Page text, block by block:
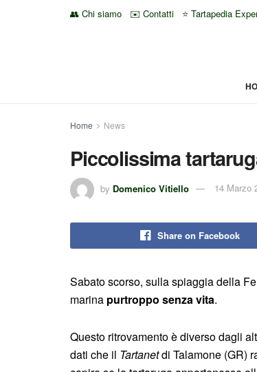
👥 Chi siamo ✉️ Contatti ⭐ Tartapedia
Home News
Piccolissima
by Domenico Vitiello 14 Marzo
Share on Facebook
Sabato scorso, sulla spiaggia della
marina purtroppo senza vita.
Questo ritrovamento è diverso dagli
dati che il Tartanetdi Talamone (GR)